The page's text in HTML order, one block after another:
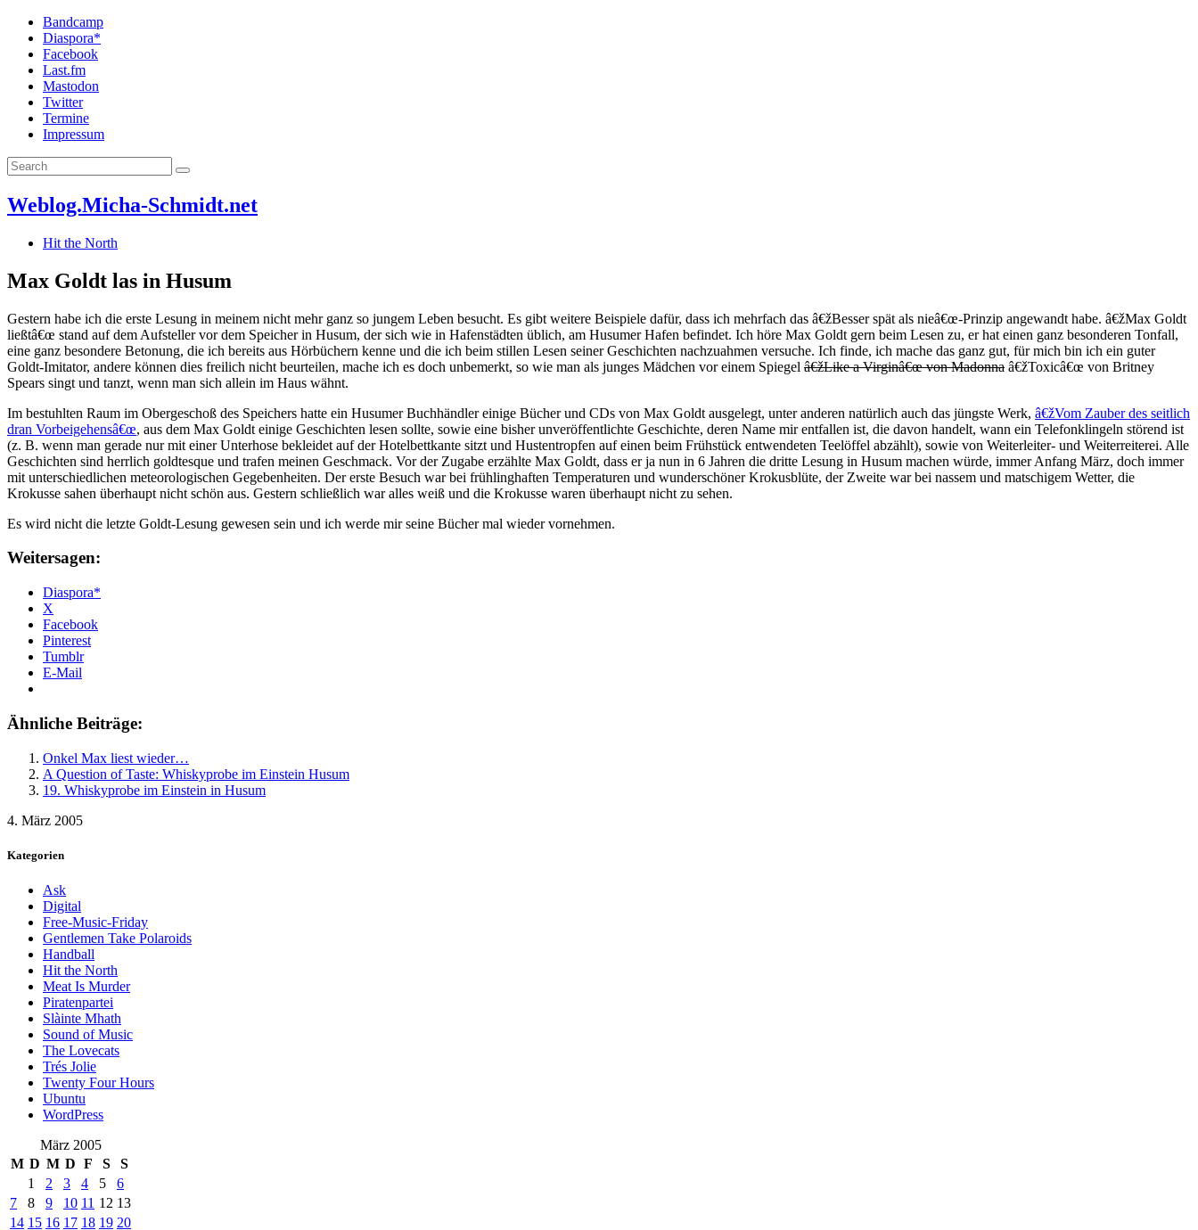
Bandcamp
Diaspora*
Facebook
Last.fm
Mastodon
Twitter
Termine
Impressum
Weblog.Micha-Schmidt.net
Hit the North
Max Goldt las in Husum
Gestern habe ich die erste Lesung in meinem nicht mehr ganz so jungem Leben besucht. Es gibt weitere Beispiele dafür, dass ich mehrfach das â€žBesser spät als nieâ€œ-Prinzip angewandt habe. â€žMax Goldt
ließtâ€œ stand auf dem Aufsteller vor dem Speicher in Husum, der sich wie in Hafenstädten üblich, am Husumer Hafen befindet. Ich höre Max Goldt gern beim Lesen zu, er hat einen ganz besonderen Tonfall,
eine ganz besondere Betonung, die ich bereits aus Hörbüchern kenne und die ich beim stillen Lesen seiner Geschichten nachzuahmen versuche. Ich finde, ich mache das ganz gut, für mich bin ich ein guter
Goldt-Imitator, andere können dies freilich nicht beurteilen, mache ich es doch unbemerkt, so wie man als junges Mädchen vor einem Spiegel â€žLike a Virginâ€œ von Madonna â€žToxicâ€œ von Britney
Spears singt und tanzt, wenn man sich allein im Haus wähnt.
Im bestuhlten Raum im Obergeschoß des Speichers hatte ein Husumer Buchhändler einige Bücher und CDs von Max Goldt ausgelegt, unter anderen natürlich auch das jüngste Werk, â€žVom Zauber des seitlich
dran Vorbeigehensâ€œ, aus dem Max Goldt einige Geschichten lesen sollte, sowie eine bisher unveröffentlichte Geschichte, deren Name mir entfallen ist, die davon handelt, wann ein Telefonklingeln störend ist
(z. B. wenn man gerade nur mit einer Unterhose bekleidet auf der Hotelbettkante sitzt und Hustentropfen auf einen beim Frühstück entwendeten Teelöffel abzählt), sowie von Weiterleiter- und Weiterreiterei. Alle
Geschichten sind herrlich goldtesque und trafen meinen Geschmack. Vor der Zugabe erzählte Max Goldt, dass er ja nun in 6 Jahren die dritte Lesung in Husum machen würde, immer Anfang März, doch immer
mit unterschiedlichen meteorologischen Gegebenheiten. Der erste Besuch war bei frühlinghaften Temperaturen und wunderschöner Krokusblüte, der Zweite war bei nassem und matschigem Wetter, die
Krokusse sahen überhaupt nicht schön aus. Gestern schließlich war alles weiß und die Krokusse waren überhaupt nicht zu sehen.
Es wird nicht die letzte Goldt-Lesung gewesen sein und ich werde mir seine Bücher mal wieder vornehmen.
Weitersagen:
Diaspora*
X
Facebook
Pinterest
Tumblr
E-Mail
Ähnliche Beiträge:
Onkel Max liest wieder…
A Question of Taste: Whiskyprobe im Einstein Husum
19. Whiskyprobe im Einstein in Husum
4. März 2005
Kategorien
Ask
Digital
Free-Music-Friday
Gentlemen Take Polaroids
Handball
Hit the North
Meat Is Murder
Piratenpartei
Slàinte Mhath
Sound of Music
The Lovecats
Trés Jolie
Twenty Four Hours
Ubuntu
WordPress
März 2005
M D M D F S
S
1
2 3 4 5
6
7
8 9 10 11 12 13
14 15 16 17 18 19 20